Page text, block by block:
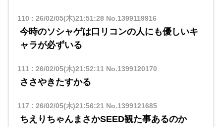
110 : 26/02/05(木)21:51:28No.1399119916
今時のソシャゲは口リコンの人にも優しいキ
ャラが必ずいる
111 : 26/02/05(木)21:52:11 No.1399120170
ささやきたすかる
117 : 26/02/05(木)21:56:21 No.1399121685
ちえりちゃんまさかSEED観た事あるのか